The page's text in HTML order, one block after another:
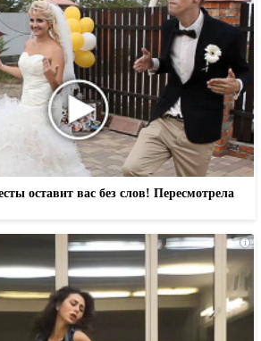
оставит вас без слов! Пересмотрела
i